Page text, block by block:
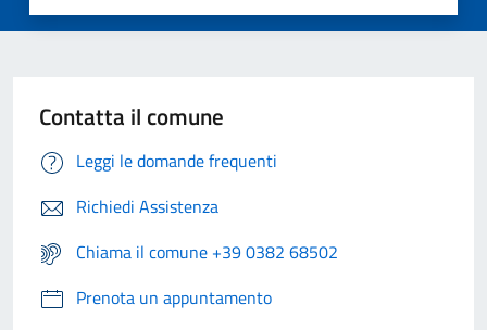
Contatta il comune
Leggi le domande frequenti
Richiedi Assistenza
Chiama il comune +39 0382 68502
Prenota un appuntamento